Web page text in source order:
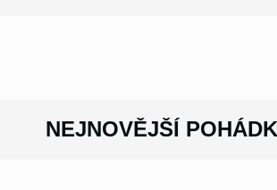
NEJNOVĚJŠÍ